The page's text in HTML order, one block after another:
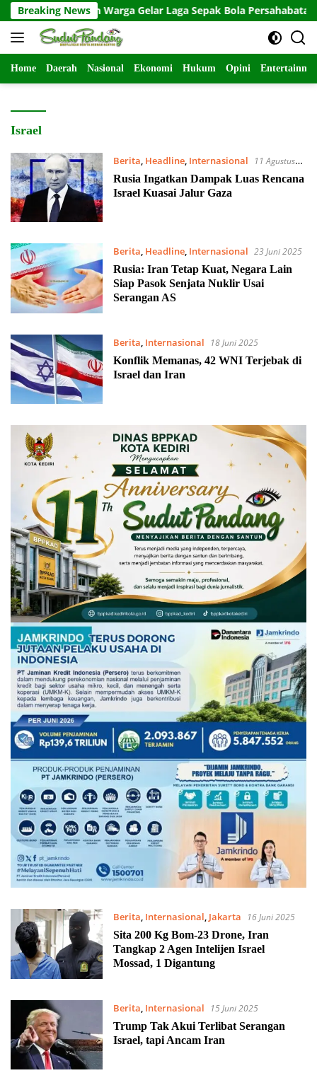
Langsung
ke
konten
Breaking News
129 dan Warga Gelar Laga Sepak Bola Persahabatan,
Home Daerah Nasional Ekonomi Hukum Opini
Israel
Berita, Headline, Internasional
11 Agustus
2025
Rusia Ingatkan Dampak Luas Rencana
Israel Kuasai Jalur Gaza
Berita, Headline, Internasional 23 Juni 2025
Rusia: Iran Tetap Kuat, Negara Lain
Siap Pasok Senjata Nuklir Usai
Serangan AS
Berita, Internasional
18 Juni 2025
Konflik Memanas, 42 WNI Terjebak di
Israel dan Iran
Berita, Internasional, Jakarta
16 Juni 2025
Sita 200 Kg Bom-23 Drone, Iran
Tangkap 2 Agen Intelijen Israel
Mossad, 1 Digantung
Berita, Internasional
15 Juni 2025
Trump Tak Akui Terlibat Serangan
Israel, tapi Ancam Iran